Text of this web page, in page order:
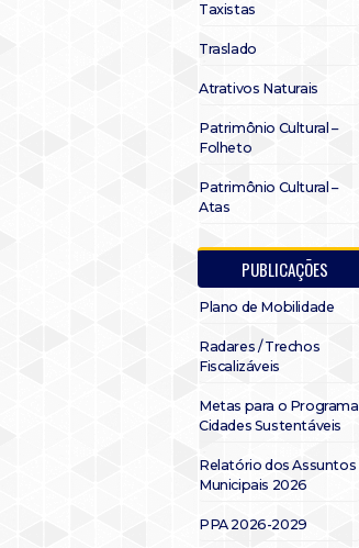
Taxistas
Traslado
Atrativos Naturais
Patrimônio Cultural –
Folheto
Patrimônio Cultural –
Atas
PUBLICAÇÕES
Plano de Mobilidade
Radares / Trechos
Fiscalizáveis
Metas para o Programa
Cidades Sustentáveis
Relatório dos Assuntos
Municipais 2026
PPA 2026-2029